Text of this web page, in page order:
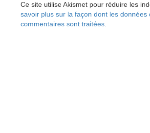
Ce site utilise Akismet pour réduire les
savoir plus sur la façon dont les données
commentaires sont traitées